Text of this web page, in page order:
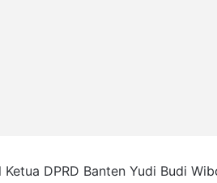
Ketua DPRD Banten Yudi Budi